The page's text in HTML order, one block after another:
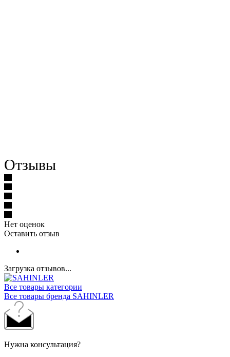
Отзывы
Нет оценок
Оставить отзыв
Загрузка отзывов...
Все товары категории
Все товары бренда SAHINLER
Нужна консультация?